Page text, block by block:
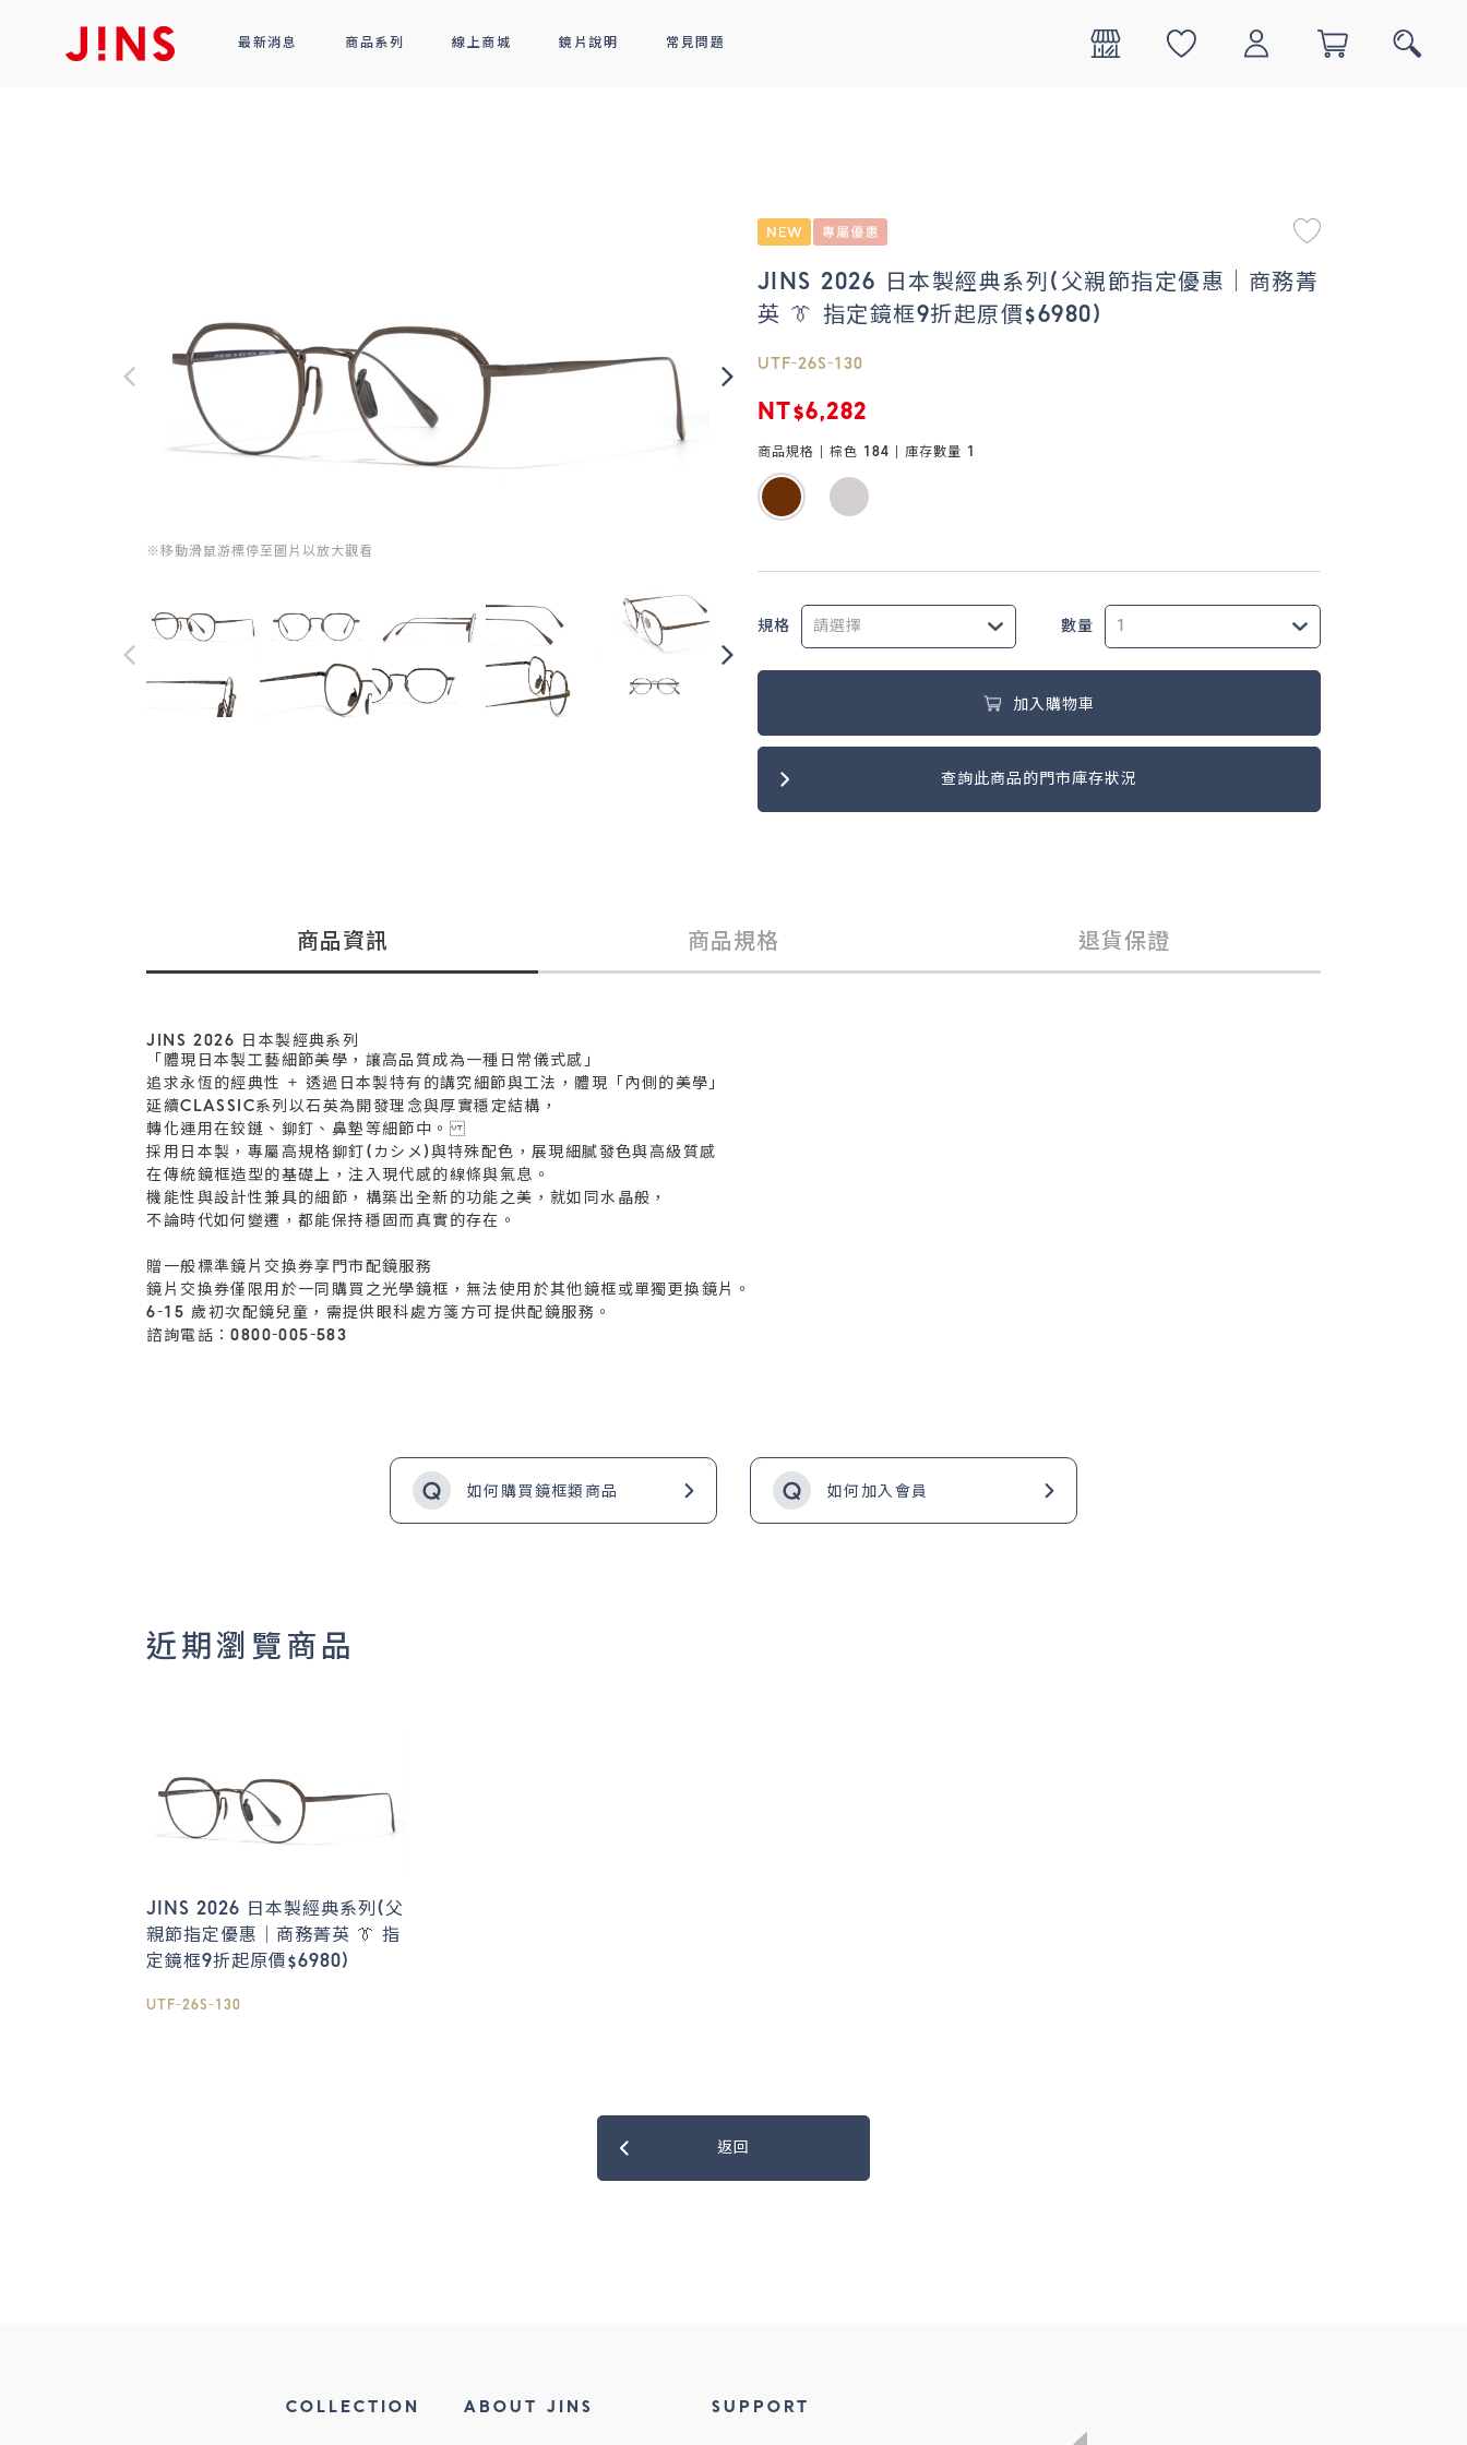
最新消息 商品系列 線上商城
R!M BY J!NS
彩色隱形眼鏡
鏡片說明 常見問題 0
※移動滑鼠游標停至圖片以放大觀看
JINS 2026 日本製經典系列(父親節指定優惠｜商務菁
英 👔 指定鏡框9折起原價$6980)
UTF-26S-130
NT$6,282
商品規格 | 棕色 184 | 庫存數量 1
規格 數量
加入購物車
查詢此商品的門市庫存狀況
商品資訊 商品規格 退貨保證
JINS 2026 日本製經典系列
「體現日本製工藝細節美學，讓高品質成為一種日常儀式感」
追求永恆的經典性 + 透過日本製特有的講究細節與工法，體現「內側的美學」
延續CLASSIC系列以石英為開發理念與厚實穩定結構，
轉化運用在鉸鏈、鉚釘、鼻墊等細節中。
採用日本製，專屬高規格鉚釘(カシメ)與特殊配色，展現細膩發色與高級質感
在傳統鏡框造型的基礎上，注入現代感的線條與氣息。
機能性與設計性兼具的細節，構築出全新的功能之美，就如同水晶般，
不論時代如何變遷，都能保持穩固而真實的存在。
贈一般標準鏡片交換券享門市配鏡服務
鏡片交換券僅限用於一同購買之光學鏡框，無法使用於其他鏡框或單獨更換鏡片。
6-15 歲初次配鏡兒童，需提供眼科處方箋方可提供配鏡服務。
諮詢電話：0800-005-583
如何購買鏡框類商品 如何加入會員
近期瀏覽商品
JINS 2026 日本製經典系列(父
親節指定優惠｜商務菁英 👔 指
定鏡框9折起原價$6980)
UTF-26S-130
返回
COLLECTION ABOUT JINS SUPPORT